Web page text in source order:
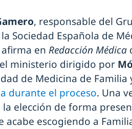
, responsable del
Sociedad Española de
afirma en Redacción Médica
ministerio dirigido por
de Medicina de Familia
durante el proceso. Una
elección de forma
acabe escogiendo a